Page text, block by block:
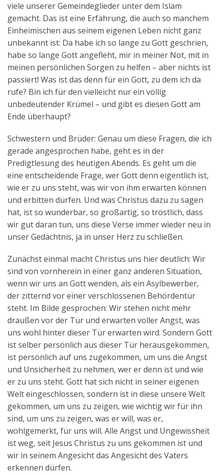
viele unserer Gemeindeglieder unter dem Islam
gemacht. Das ist eine Erfahrung, die auch so manchem
Einheimischen aus seinem eigenen Leben nicht ganz
unbekannt ist: Da habe ich so lange zu Gott geschrien,
habe so lange Gott angefleht, mir in meiner Not, mit in
meinen persönlichen Sorgen zu helfen – aber nichts ist
passiert! Was ist das denn für ein Gott, zu dem ich da
rufe? Bin ich für den vielleicht nur ein völlig
unbedeutender Krümel – und gibt es diesen Gott am
Ende überhaupt?
Schwestern und Brüder: Genau um diese Fragen, die ich
gerade angesprochen habe, geht es in der
Predigtlesung des heutigen Abends. Es geht um die
eine entscheidende Frage, wer Gott denn eigentlich ist,
wie er zu uns steht, was wir von ihm erwarten können
und erbitten dürfen. Und was Christus dazu zu sagen
hat, ist so wunderbar, so großartig, so tröstlich, dass
wir gut daran tun, uns diese Verse immer wieder neu in
unser Gedächtnis, ja in unser Herz zu schließen.
Zunächst einmal macht Christus uns hier deutlich: Wir
sind von vornherein in einer ganz anderen Situation,
wenn wir uns an Gott wenden, als ein Asylbewerber,
der zitternd vor einer verschlossenen Behördentür
steht. Im Bilde gesprochen: Wir stehen nicht mehr
draußen vor der Tür und erwarten voller Angst, was
uns wohl hinter dieser Tür erwarten wird. Sondern Gott
ist selber persönlich aus dieser Tür herausgekommen,
ist persönlich auf uns zugekommen, um uns die Angst
und Unsicherheit zu nehmen, wer er denn ist und wie
er zu uns steht. Gott hat sich nicht in seiner eigenen
Welt eingeschlossen, sondern ist in diese unsere Welt
gekommen, um uns zu zeigen, wie wichtig wir für ihn
sind, um uns zu zeigen, was er will, was er,
wohlgemerkt, für uns will. Alle Angst und Ungewissheit
ist weg, seit Jesus Christus zu uns gekommen ist und
wir in seinem Angesicht das Angesicht des Vaters
erkennen dürfen.